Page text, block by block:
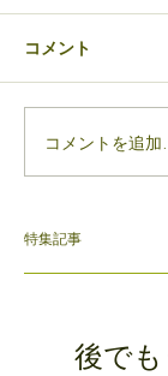
コメント
コメントを追加…
特集記事
後で